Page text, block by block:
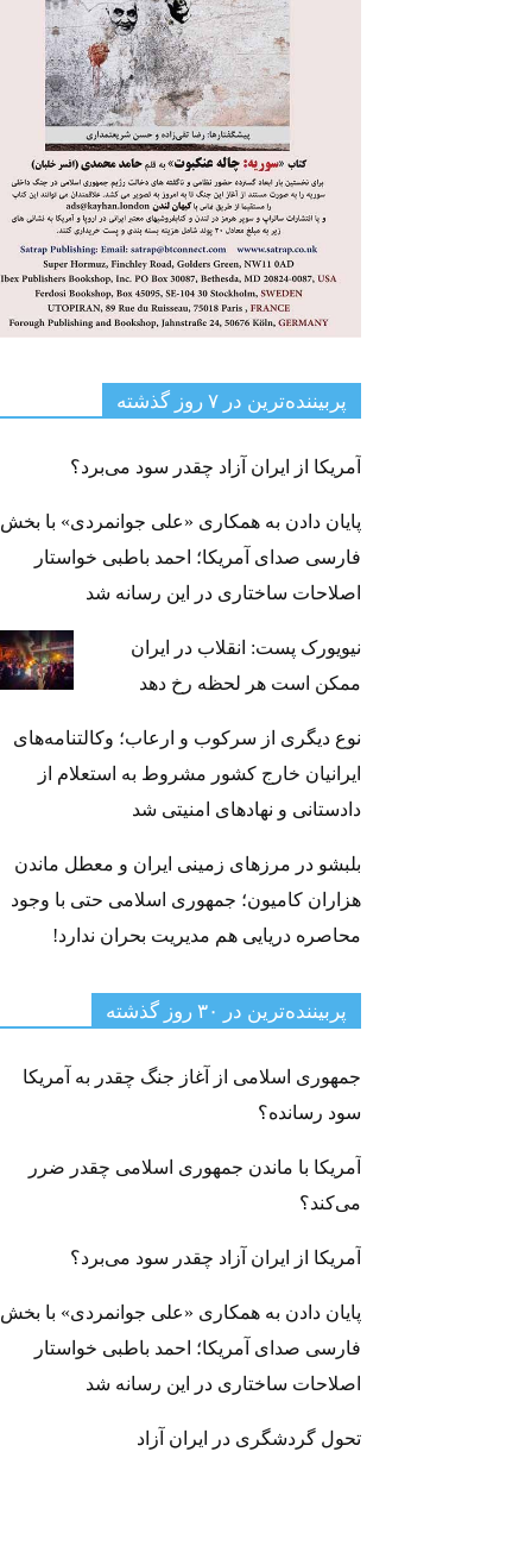
پربیننده‌ترین‌ در ۷ روز گذشته
آمریکا از ایران آزاد چقدر سود می‌برد؟
پایان دادن به همکاری «علی جوانمردی» با بخش
فارسی صدای آمریکا؛ احمد باطبی خواستار
اصلاحات ساختاری در این رسانه شد
نیویورک پست: انقلاب در ایران
ممکن است هر لحظه رخ دهد
نوع دیگری از سرکوب و ارعاب؛ وکالتنامه‌های
ایرانیان خارج کشور مشروط به استعلام از
دادستانی و نهادهای امنیتی شد
بلبشو در مرزهای زمینی ایران و معطل ماندن
هزاران کامیون؛ جمهوری اسلامی حتی با وجود
محاصره دریایی هم مدیریت بحران ندارد!
پربیننده‌ترین‌ در ۳۰ روز گذشته
جمهوری اسلامی از آغاز جنگ چقدر به آمریکا
سود رسانده؟
آمریکا با ماندن جمهوری اسلامی چقدر ضرر
می‌کند؟
آمریکا از ایران آزاد چقدر سود می‌برد؟
پایان دادن به همکاری «علی جوانمردی» با بخش
فارسی صدای آمریکا؛ احمد باطبی خواستار
اصلاحات ساختاری در این رسانه شد
تحول گردشگری در ایران آزاد